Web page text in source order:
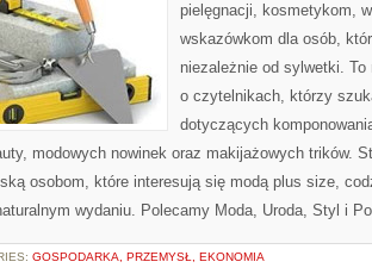
pielęgnacji, kosmetykom,
wskazówkom dla osób,
niezależnie od sylwetki.
o czytelnikach, którzy
dotyczących
modowych nowinek oraz makijażowych trików.
osobom, które interesują się modą plus size,
wydaniu. Polecamy Moda, Uroda, Styl i
GOSPODARKA, PRZEMYSŁ, EKONOMIA